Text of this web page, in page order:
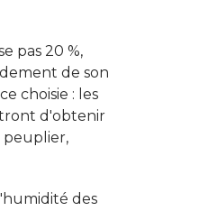
pas 20 %,
de son
choisie : les
d'obtenir
peuplier,
des